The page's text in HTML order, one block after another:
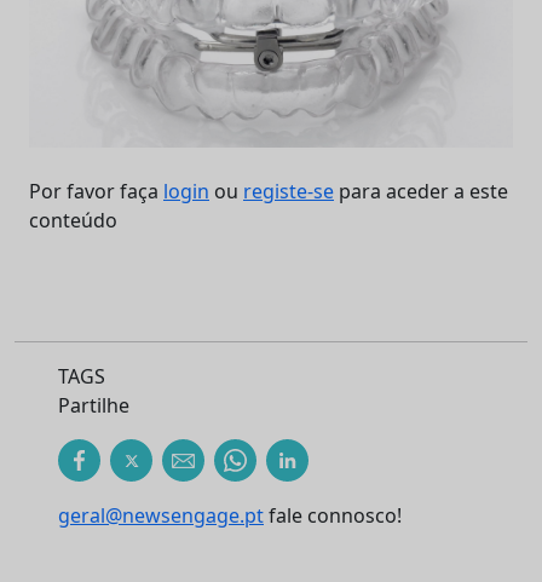
Por favor faça login ou registe-se para aceder a este
conteúdo
TAGS
Partilhe
geral@newsengage.ptfale connosco!